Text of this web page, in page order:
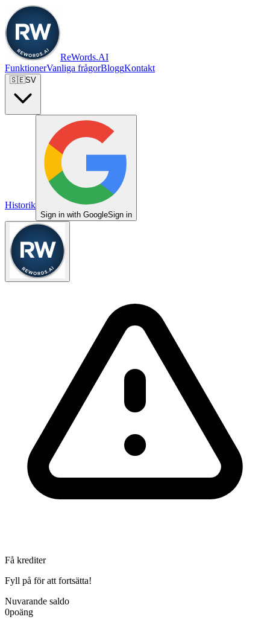
ReWords.AI
FunktionerVanliga frågorBloggKontakt
🇸🇪SV
Historik
Sign in with GoogleSign in
Få krediter
Fyll på för att fortsätta!
Nuvarande saldo
0poäng